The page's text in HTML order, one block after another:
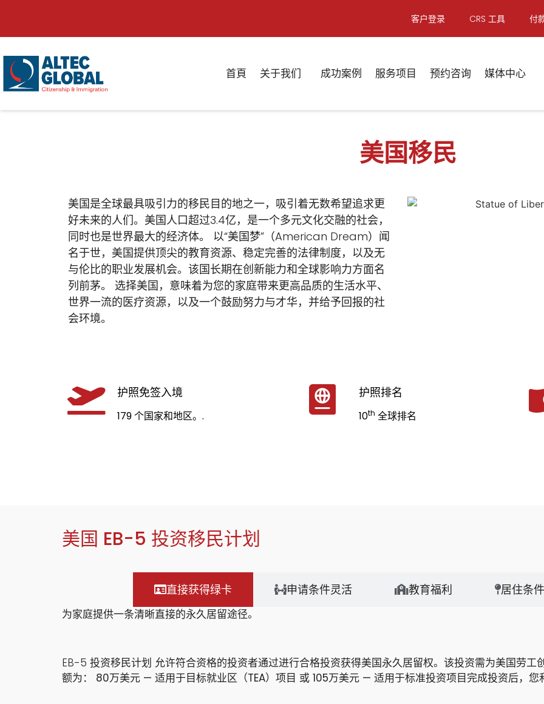
客户登录 CRS 工具 付
首頁 关于我们 成功案例 服务项目 预约咨询 媒体中心
美国移民
美国是全球最具吸引力的移民目的地之一，吸引着无数希望追求更
好未来的人们。美国人口超过3.4亿，是一个多元文化交融的社会，
同时也是世界最大的经济体。 以“美国梦”（American Dream）闻
名于世，美国提供顶尖的教育资源、稳定完善的法律制度，以及无
与伦比的职业发展机会。该国长期在创新能力和全球影响力方面名
列前茅。 选择美国，意味着为您的家庭带来更高品质的生活水平、
世界一流的医疗资源，以及一个鼓励努力与才华，并给予回报的社
会环境。
护照免签入境
179 个国家和地区。.
护照排名
10th 全球排名
美国 EB-5 投资移民计划
直接获得绿卡 申请条件灵活 教育福利 居住条
为家庭提供一条清晰直接的永久居留途径。
EB-5 投资移民计划 允许符合资格的投资者通过进行合格投资获得美国永久居留权。该投资需为美国劳工
额为： 80万美元 — 适用于目标就业区（TEA）项目 或 105万美元 — 适用于标准投资项目完成投资后，您